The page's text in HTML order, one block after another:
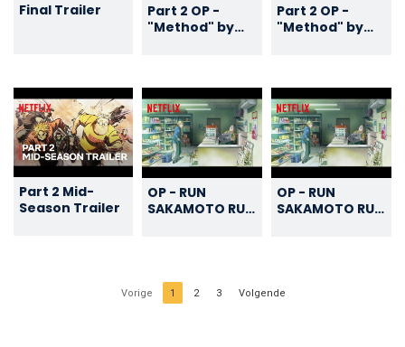
Final Trailer
Part 2 OP -
"Method" by
Part 2 OP -
"Method" by
Part 2 Mid-
Season Trailer
OP - RUN
SAKAMOTO RUN
OP - RUN
SAKAMOTO RUN
Vorige 1 2 3 Volgende